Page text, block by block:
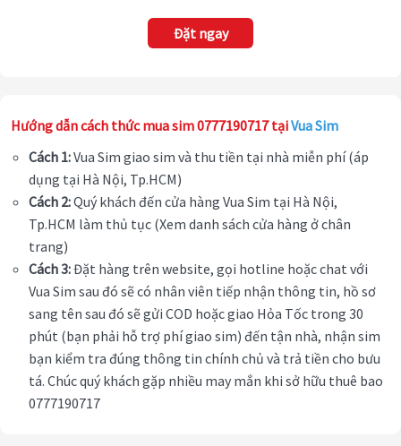
Đặt ngay
Hướng dẫn cách thức mua sim 0777190717 tạiVua Sim
Cách 1:Vua Sim giao sim và thu tiền tại nhà miễn phí (áp
dụng tại Hà Nội, Tp.HCM)
Cách 2:Quý khách đến cửa hàng Vua Sim tại Hà Nội,
Tp.HCM làm thủ tục (Xem danh sách cửa hàng ở chân
trang)
Cách 3:Đặt hàng trên website, gọi hotline hoặc chat với
Vua Sim sau đó sẽ có nhân viên tiếp nhận thông tin, hồ sơ
sang tên sau đó sẽ gửi COD hoặc giao Hỏa Tốc trong 30
phút (bạn phải hỗ trợ phí giao sim) đến tận nhà, nhận sim
bạn kiểm tra đúng thông tin chính chủ và trả tiền cho bưu
tá. Chúc quý khách gặp nhiều may mắn khi sở hữu thuê bao
0777190717